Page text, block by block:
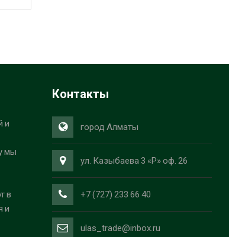
и
мы
в
и
Контакты
город Алматы
ул. Казыбаева 3 «Р» оф. 26
+7 (727) 233 66 40
ulas_trade@inbox.ru